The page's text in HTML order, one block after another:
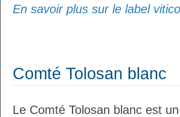
En savoir plus sur le label
Comté Tolosan blanc
Le Comté Tolosan blanc est